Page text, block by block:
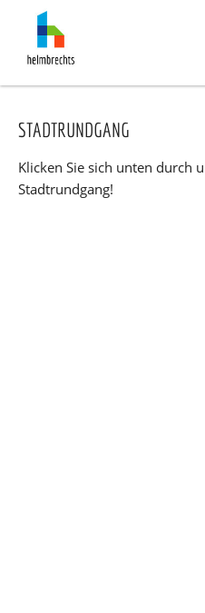
main
content
STADTRUNDGANG
Klicken Sie sich unten durch
Stadtrundgang!